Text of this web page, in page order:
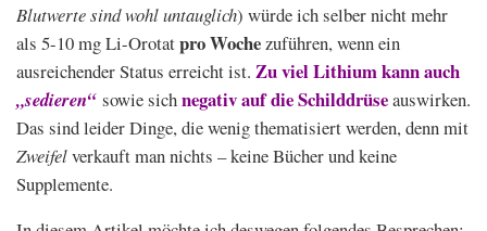
Blutwerte sind wohl untauglich) würde ich selber nicht mehr
als 5-10 mg Li-Orotatpro Wochezuführen, wenn ein
ausreichender Status erreicht ist. Zu viel Lithium kann auch
„sedieren“ sowie sichnegativ auf die Schilddrüseauswirken.
Das sind leider Dinge, die wenig thematisiert werden, denn mit
Zweifelverkauft man nichts – keine Bücher und keine
Supplemente.